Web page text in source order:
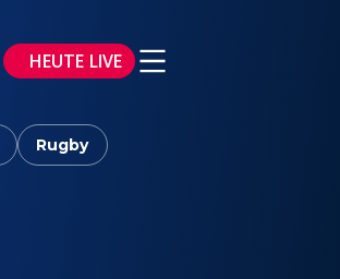
HEUTE LIVE
Rugby